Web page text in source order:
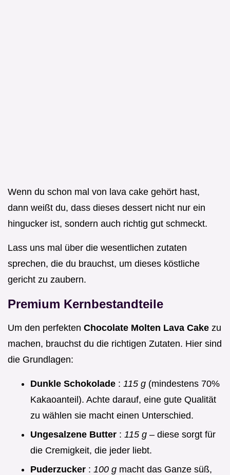
Wenn du schon mal von lava cake gehört hast,
dann weißt du, dass dieses dessert nicht nur ein
hingucker ist, sondern auch richtig gut schmeckt.
Lass uns mal über die wesentlichen zutaten
sprechen, die du brauchst, um dieses köstliche
gericht zu zaubern.
Premium Kernbestandteile
Um den perfekten Chocolate Molten Lava Cake zu
machen, brauchst du die richtigen Zutaten. Hier sind
die Grundlagen:
Dunkle Schokolade : 115 g (mindestens 70%
Kakaoanteil). Achte darauf, eine gute Qualität
zu wählen sie macht einen Unterschied.
Ungesalzene Butter : 115 g – diese sorgt für
die Cremigkeit, die jeder liebt.
Puderzucker : 100 g macht das Ganze süß,